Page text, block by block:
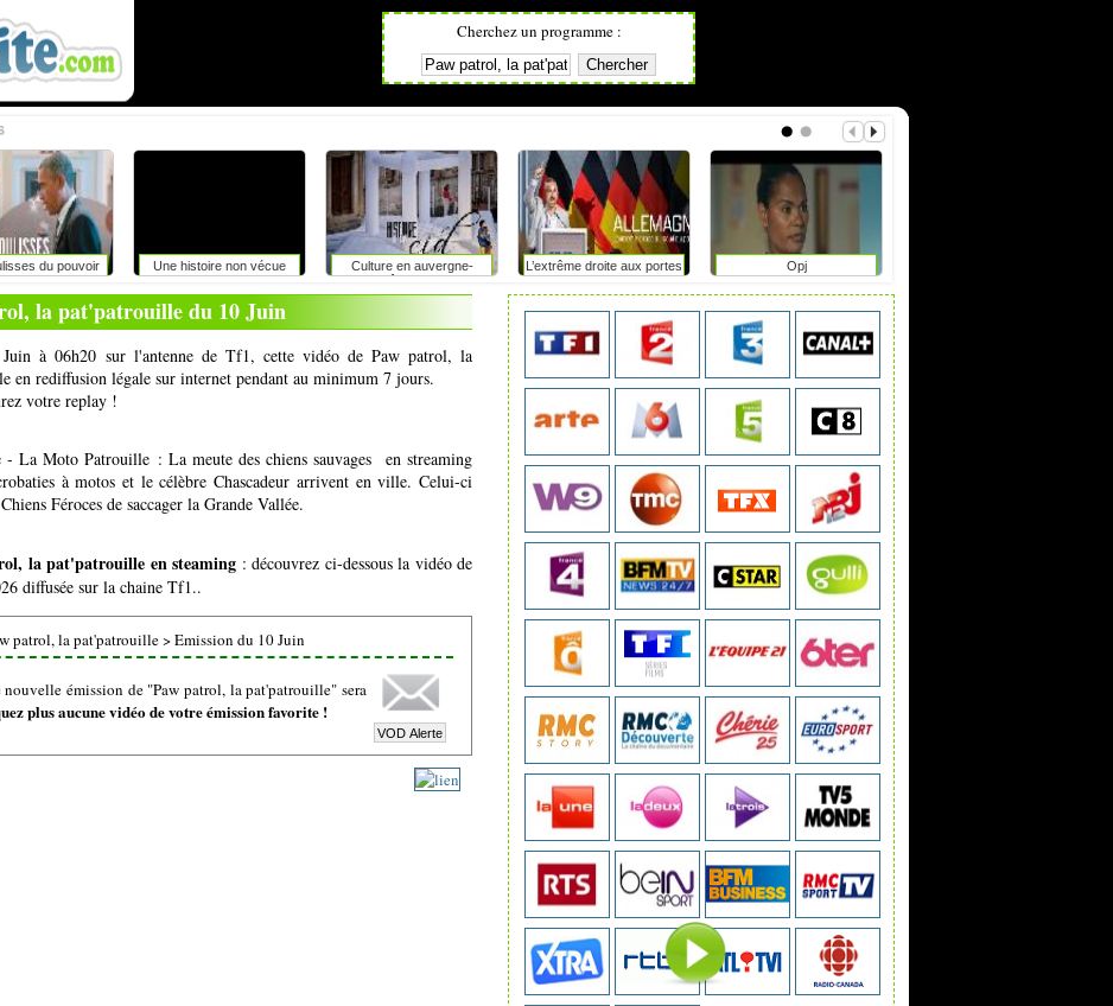
Cherchez un programme :
du pouvoir Une histoire non vécue
Culture en auvergne-
rhône-alpes
L’extrême droite aux portes
du pouvoir en saxe-anhalt
?
Opj
la pat'patrouille du 10 Juin
à 06h20 sur l'antenne de Tf1, cette vidéo de Paw patrol, la
en rediffusion légale sur internet pendant au minimum 7 jours.
votre replay !
La Moto Patrouille : La meute des chiens sauvages en streaming
à motos et le célèbre Chascadeur arrivent en ville. Celui-ci
Féroces de saccager la Grande Vallée.
la pat'patrouille en steaming : découvrez ci-dessous la vidéo de
diffusée sur la chaine Tf1..
patrol, la pat'patrouille>Emission du 10 Juin
émission de "Paw patrol, la pat'patrouille" sera
plus aucune vidéo de votre émission favorite !